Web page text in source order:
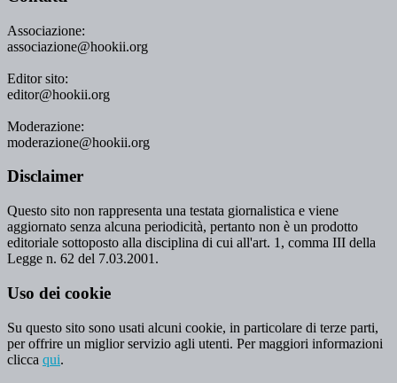
Associazione:
associazione@hookii.org
Editor sito:
editor@hookii.org
Moderazione:
moderazione@hookii.org
Disclaimer
Questo sito non rappresenta una testata giornalistica e viene
aggiornato senza alcuna periodicità, pertanto non è un prodotto
editoriale sottoposto alla disciplina di cui all'art. 1, comma III della
Legge n. 62 del 7.03.2001.
Uso dei cookie
Su questo sito sono usati alcuni cookie, in particolare di terze parti,
per offrire un miglior servizio agli utenti. Per maggiori informazioni
clicca qui.